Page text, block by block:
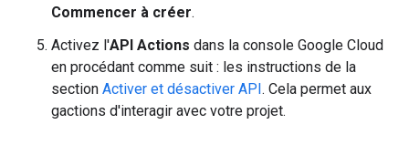
Commencer à créer.
Activez l'API Actions dans la console Google Cloud
en procédant comme suit : les instructions de la
section Activer et désactiver API. Cela permet aux
gactions d'interagir avec votre projet.